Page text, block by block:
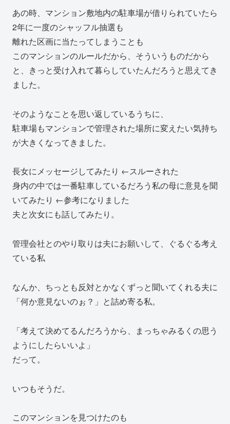
あの時、マンション敷地内の駐車場が借りられていたら
2年に一度のシャッフル抽選も
離れた区画に当たってしまうことも
このマンションのルールだから、そういうものだから
と、きっと受け入れて暮らしていたんだろうと思えてき
ました。
そのようなことを思い返しているうちに、
駐車場もマンションで管理された場所に変えたい気持ち
が大きくなってきました。
長女にメッセージしてみたり ←スルーされた
身内の中では一番駐車しているだろう私の母に意見を聞
いてみたり ←参考になりました
夫と次女にも話してみたり。
管理会社とのやり取りは夫にお願いして、ぐるぐる考え
ている私
なんか、ちっとも反対とかなくずっと聞いてくれる夫に
「何か意見ないのぉ？」と詰め寄る私。
「考えて決めてるんだろうから、まっちゃみるくの思う
ようにしたらいいよ」
だって。
いつもそうだ。
このマンションを見つけたのも